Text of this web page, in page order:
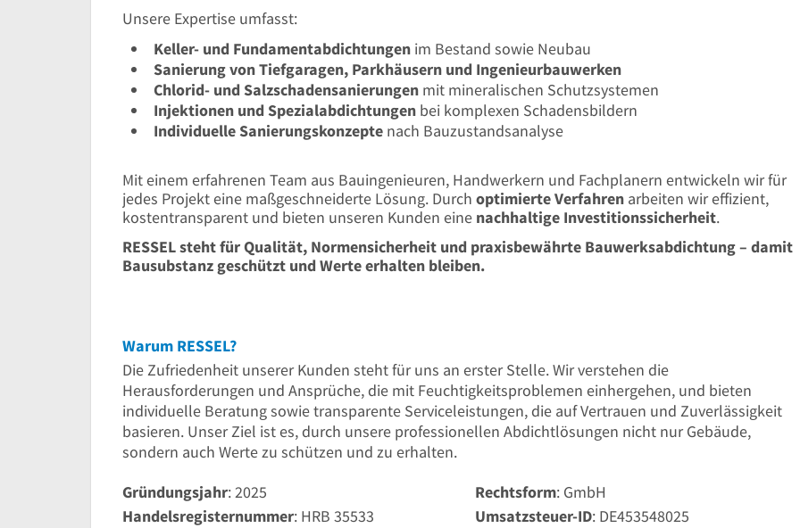
Unsere Expertise umfasst:
Keller- und Fundamentabdichtungen im Bestand sowie Neubau
Sanierung von Tiefgaragen, Parkhäusern und Ingenieurbauwerken
Chlorid- und Salzschadensanierungen mit mineralischen Schutzsystemen
Injektionen und Spezialabdichtungen bei komplexen Schadensbildern
Individuelle Sanierungskonzepte nach Bauzustandsanalyse
Mit einem erfahrenen Team aus Bauingenieuren, Handwerkern und Fachplanern entwickeln wir für
jedes Projekt eine maßgeschneiderte Lösung. Durch optimierte Verfahren arbeiten wir effizient,
kostentransparent und bieten unseren Kunden eine nachhaltige Investitionssicherheit.
RESSEL steht für Qualität, Normensicherheit und praxisbewährte Bauwerksabdichtung – damit
Bausubstanz geschützt und Werte erhalten bleiben.
Warum RESSEL?
Die Zufriedenheit unserer Kunden steht für uns an erster Stelle. Wir verstehen die
Herausforderungen und Ansprüche, die mit Feuchtigkeitsproblemen einhergehen, und bieten
individuelle Beratung sowie transparente Serviceleistungen, die auf Vertrauen und Zuverlässigkeit
basieren. Unser Ziel ist es, durch unsere professionellen Abdichtlösungen nicht nur Gebäude,
sondern auch Werte zu schützen und zu erhalten.
Gründungsjahr: 2025 Rechtsform: GmbH
Handelsregisternummer: HRB 35533 Umsatzsteuer-ID: DE453548025